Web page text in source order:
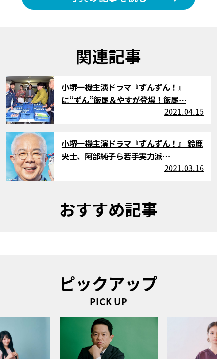
関連記事
サムネイル
小堺一機主演ドラマ『ずんずん！』
に“ずん”飯尾＆やすが登場！飯尾…
2021.04.15
サムネイル
小堺一機主演ドラマ『ずんずん！』 鈴鹿
央士、阿部純子ら若手実力派…
2021.03.16
おすすめ記事
ピックアップ
PICK UP